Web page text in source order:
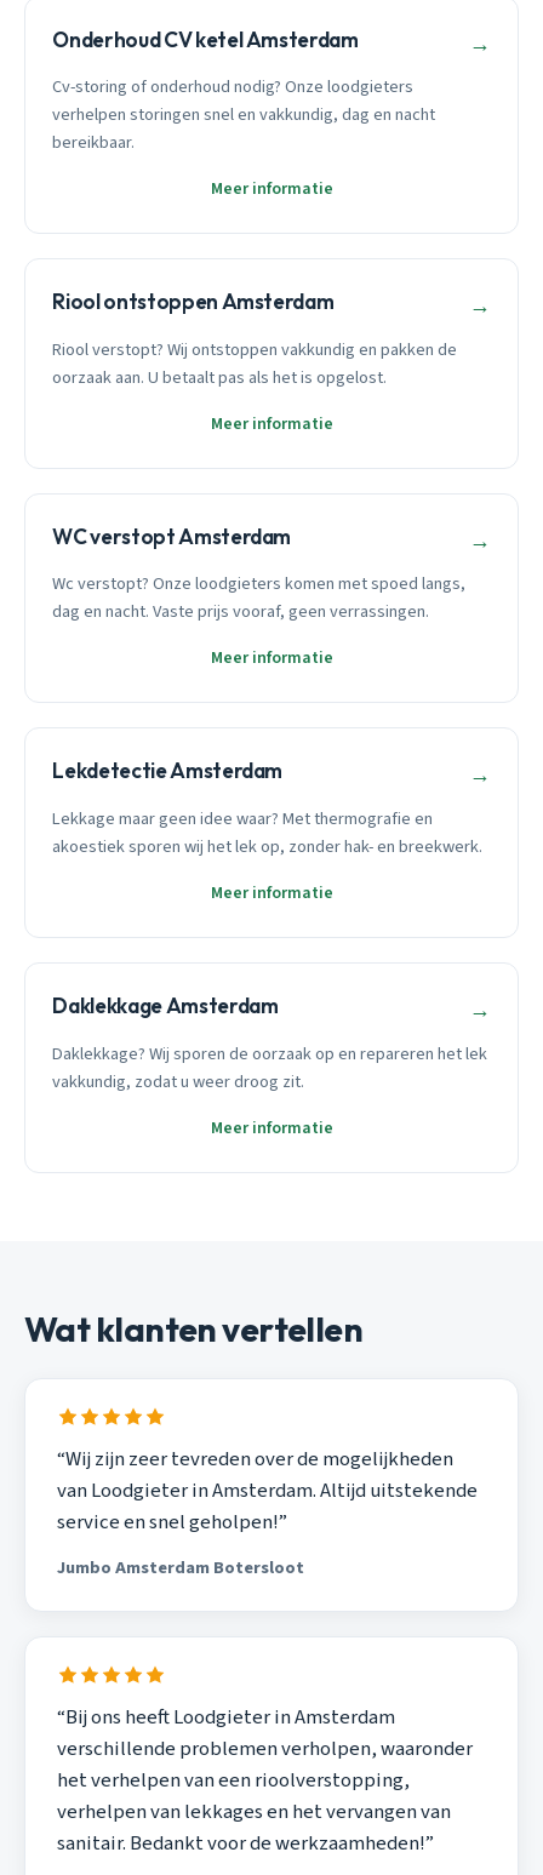
Onderhoud CV ketel Amsterdam →
Cv-storing of onderhoud nodig? Onze loodgieters
verhelpen storingen snel en vakkundig, dag en nacht
bereikbaar.
Meer informatie
Riool ontstoppen Amsterdam →
Riool verstopt? Wij ontstoppen vakkundig en pakken de
oorzaak aan. U betaalt pas als het is opgelost.
Meer informatie
WC verstopt Amsterdam →
Wc verstopt? Onze loodgieters komen met spoed langs,
dag en nacht. Vaste prijs vooraf, geen verrassingen.
Meer informatie
Lekdetectie Amsterdam →
Lekkage maar geen idee waar? Met thermografie en
akoestiek sporen wij het lek op, zonder hak- en breekwerk.
Meer informatie
Daklekkage Amsterdam →
Daklekkage? Wij sporen de oorzaak op en repareren het lek
vakkundig, zodat u weer droog zit.
Meer informatie
Wat klanten vertellen
“Wij zijn zeer tevreden over de mogelijkheden
van Loodgieter in Amsterdam. Altijd uitstekende
service en snel geholpen!”
Jumbo Amsterdam Botersloot
“Bij ons heeft Loodgieter in Amsterdam
verschillende problemen verholpen, waaronder
het verhelpen van een rioolverstopping,
verhelpen van lekkages en het vervangen van
sanitair. Bedankt voor de werkzaamheden!”